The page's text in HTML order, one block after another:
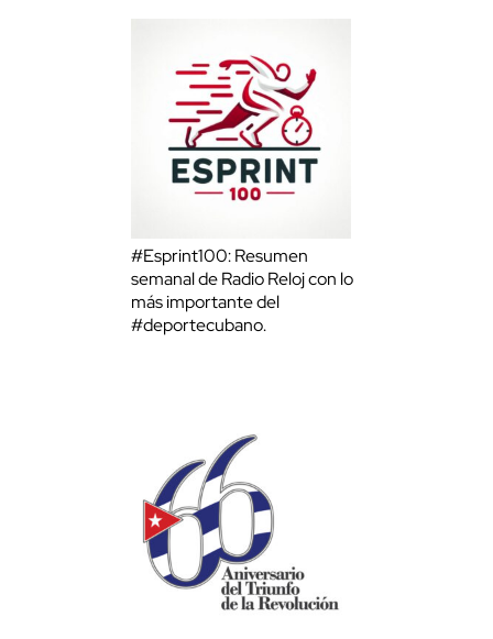
#Esprint100: Resumen
semanal de Radio Reloj con lo
más importante del
#deportecubano.